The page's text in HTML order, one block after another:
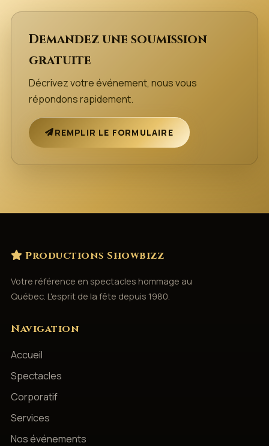
Demandez une soumission
gratuite
Décrivez votre événement, nous vous
répondons rapidement.
REMPLIR LE FORMULAIRE
Productions Showbizz
Votre référence en spectacles hommage au
Québec. L'esprit de la fête depuis 1980.
Navigation
Accueil
Spectacles
Corporatif
Services
Nos événements